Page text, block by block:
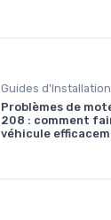
Problèmes de
208 : comment
véhicule